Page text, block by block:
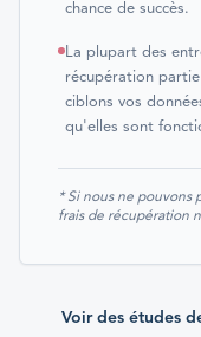
chance de succès.
La plupart des
récupération
ciblons vos
qu'elles sont
* Si nous ne pouvons
frais de récupération
Voir des études